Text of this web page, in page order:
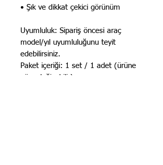
• Şık ve dikkat çekici görünüm
Uyumluluk: Sipariş öncesi araç
model/yıl uyumluluğunu teyit
edebilirsiniz.
Paket içeriği: 1 set / 1 adet (ürüne
göre değişebilir).